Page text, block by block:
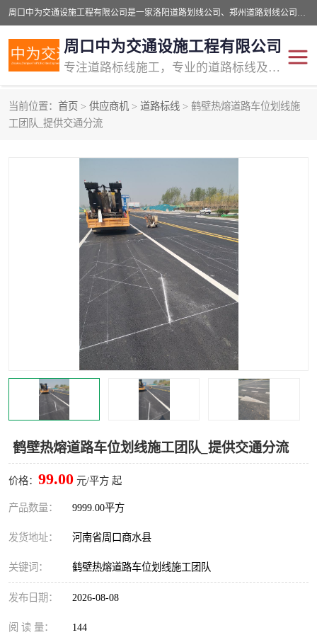
周口中为交通设施工程有限公司是一家洛阳道路划线公司、郑州道路划线公司、平顶山道路车位划线公司、开封车位划线公司、许昌道路车位划线公司、漯河道路车位划线公司，公司始终坚持“诚信、匠心、专注”的宗旨；我们的经营理念是：的服务。
周口中为交通设施工程有限公司
专注道路标线施工，专业的道路标线及交通设施施工服务商!
当前位置： 首页 > 供应商机 > 道路标线 > 鹤壁热熔道路车位划线施
工团队_提供交通分流
鹤壁热熔道路车位划线施工团队_提供交通分流
价格： 99.00 元/平方 起
产品数量： 9999.00平方
发货地址： 河南省周口商水县
关键词： 鹤壁热熔道路车位划线施工团队
发布日期： 2026-08-08
阅 读 量： 144
交通道路标线
道路标线划线 马路标线
道路划线